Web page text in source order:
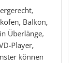
Balkon,
Überlänge,
Player,
können